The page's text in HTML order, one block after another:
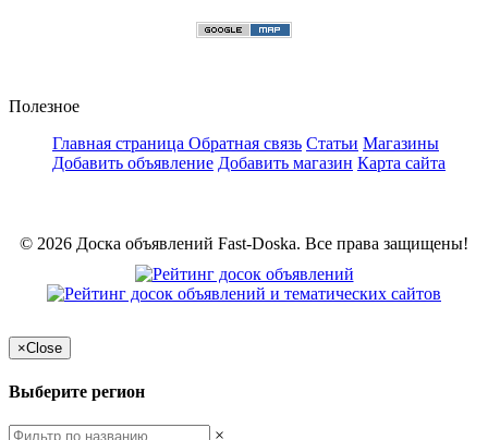
Полезное
Главная страница Обратная связь Статьи Магазины
Добавить объявление Добавить магазин Карта сайта
© 2026 Доска объявлений Fast-Doska. Все права защищены!
×Close
Выберите регион
×